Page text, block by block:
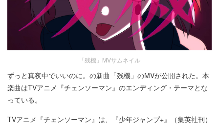
「残機」MVサムネイル
ずっと真夜中でいいのに。の新曲「残機」のMVが公開された。本
楽曲はTVアニメ『チェンソーマン』のエンディング・テーマとな
っている。
TVアニメ『チェンソーマン』は、『少年ジャンプ+』（集英社刊）